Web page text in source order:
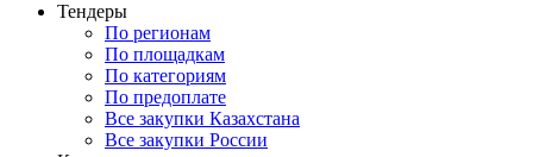
Тендеры
По регионам
По площадкам
По категориям
По предоплате
Все закупки Казахстана
Все закупки России